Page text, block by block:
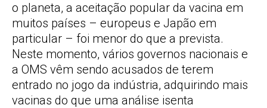
o planeta, a aceitação popular da vacina em
muitos países – europeus e Japão em
particular – foi menor do que a prevista.
Neste momento, vários governos nacionais e
a OMS vêm sendo acusados de terem
entrado no jogo da indústria, adquirindo mais
vacinas do que uma análise isenta